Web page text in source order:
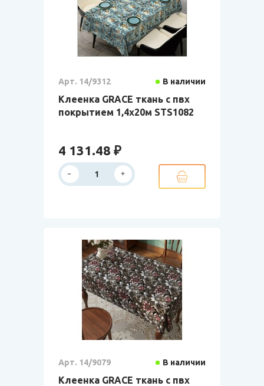
Арт. 14/9312 В наличии
Клеенка GRACE ткань с пвх
покрытием 1,4х20м STS1082
4 131.48 ₽
Арт. 14/9079 В наличии
Клеенка GRACE ткань с пвх